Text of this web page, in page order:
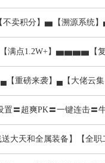
不卖积分】▅【溯源系统
点1.2W+】▅▅▅▅【
重磅来袭】▄【大佬云
〓超爽PK〓一键连击〓
天和全属装备】【全职